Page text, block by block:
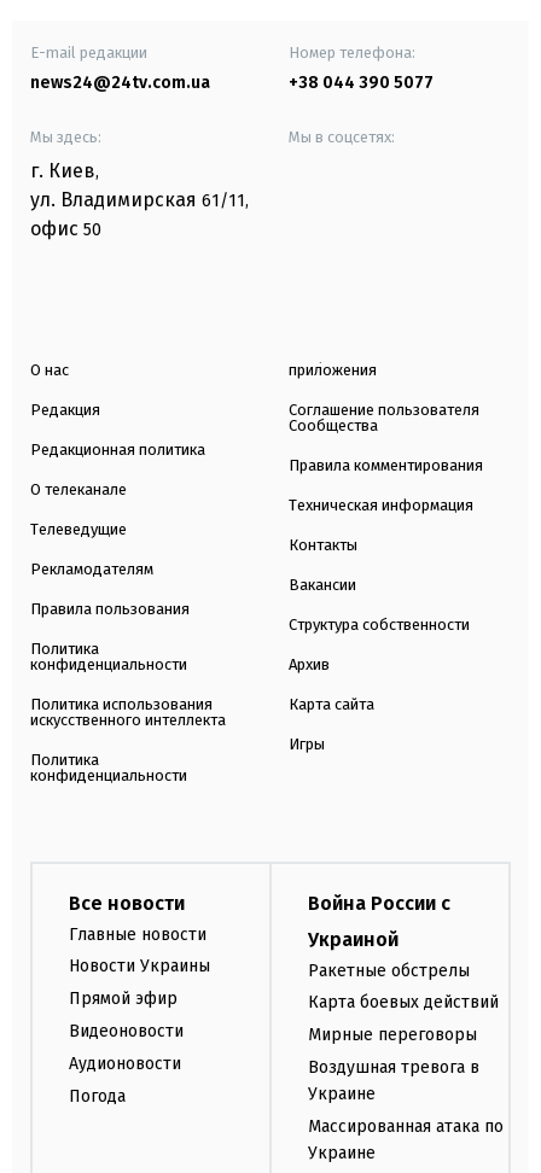
E-mail редакции
news24@24tv.com.ua
Номер телефона:
+38 044 390 5077
Мы здесь:
г. Киев,
ул. Владимирская 61/11,
офис 50
Мы в соцсетях:
О нас
Редакция
Редакционная политика
О телеканале
Телеведущие
Рекламодателям
Правила пользования
Политика
конфиденциальности
Политика использования
искусственного интеллекта
Политика
конфиденциальности
приложения
Соглашение пользователя
Сообщества
Правила комментирования
Техническая информация
Контакты
Вакансии
Структура собственности
Архив
Карта сайта
Игры
Все новости
Главные новости
Новости Украины
Прямой эфир
Видеоновости
Аудионовости
Погода
Война России с
Украиной
Ракетные обстрелы
Карта боевых действий
Мирные переговоры
Воздушная тревога в
Украине
Массированная атака по
Украине